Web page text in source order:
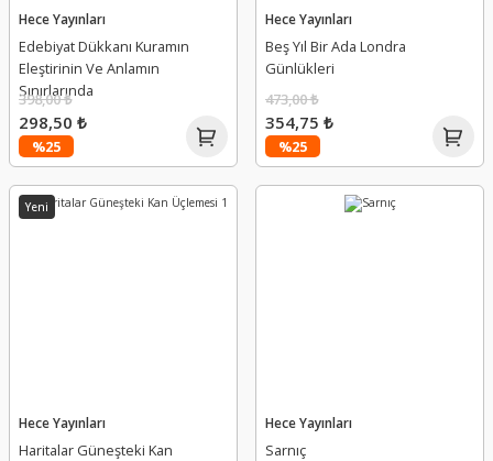
Hece Yayınları
Edebiyat Dükkanı Kuramın
Eleştirinin Ve Anlamın
Sınırlarında
%25
398,00 ₺
298,50 ₺
Hece Yayınları
Beş Yıl Bir Ada Londra
Günlükleri
%25
473,00 ₺
354,75 ₺
Yeni
Hece Yayınları
Haritalar Güneşteki Kan
Hece Yayınları
Sarnıç